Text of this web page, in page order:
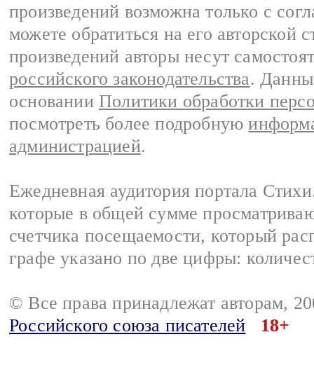
произведений возможна только с
можете обратиться на его авторской
произведений авторы несут
российского законодательства.
основании Политики обработки
посмотреть более подробную
администрацией.
Ежедневная аудитория портала
которые в общей сумме
счетчика посещаемости, который
графе указано по две цифры:
© Все права принадлежат авторам,
Российского союза писателей
18+